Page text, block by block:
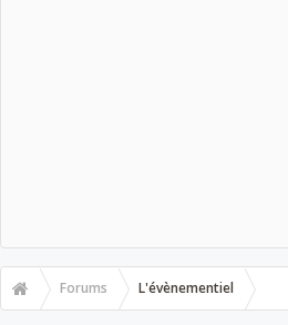
Forums L'évènementiel